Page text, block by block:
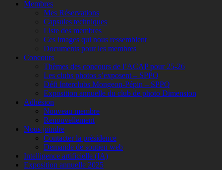
Membres
Mes Réservations
Capsules techniques
Liste des membres
Ces images qui nous ressemblent
Documents pour les membres
Concours
Thèmes des concours de l’ACAP pour 25-26
Les clubs photos s’exposent – SPPQ
Défi Interclubs Mongeon-Pépin – SPPQ
Exposition annuelle du club de photo Dimension
Adhésion
Nouveau membre
Renouvellement
Nous joindre
Contacter la présidence
Demande de soutien web
Intelligence artificielle (IA)
Exposition annuelle 2025